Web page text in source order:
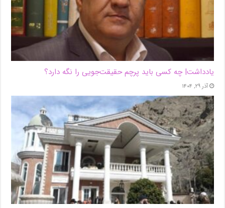
یادداشت| ‌چه کسی باید پرچم حقیقت‌جویی را نگه دارد؟
آذر ۲۹, ۱۴۰۴